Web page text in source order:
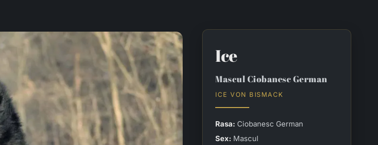
Ice
Mascul Ciobanesc German
ICE VON BISMACK
Rasa: Ciobanesc German
Sex: Mascul